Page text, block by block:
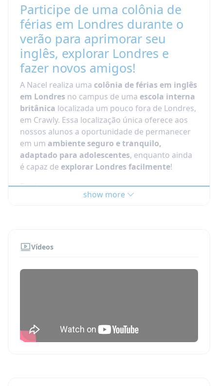
Participe de uma colônia de
férias em Londres durante o
verão para aprimorar seu
inglês, explorar Londres e
fazer novos amigos!
A Nacel realiza uma colônia de férias em inglês
em Londres no campus de uma escola interna
britânica localizada um pouco fora de Londres,
em Crawly. Essa localização única oferece aos
nossos alunos a oportunidade de permanecer
em um ambiente seguro e tranquilo,
adaptado para adolescentes, enquanto ainda
é capaz de explorar Londres facilmente!
Destaques:
uma verdadeiraexperiência britânica em
umacolonía de férias internacionalque
seguro e adequado
performance e cinema
um
programa completode atividades,
visitas e excursões para aproveitar ao
máximo sua estadia em Londres!
Cursos de inglês para
show more
Vídeos